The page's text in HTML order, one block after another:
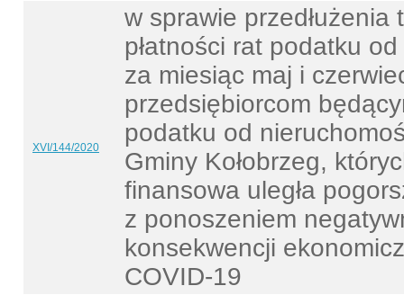
XVI/144/2020
w sprawie przedłużenia
płatności rat podatku
za miesiąc maj i
przedsiębiorcom
podatku od
Gminy Kołobrzeg,
finansowa uległa
z ponoszeniem
konsekwencji
COVID-19